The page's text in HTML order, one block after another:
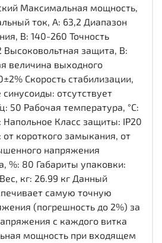
Максимальная мощность,
ток, А: 63,2 Диапазон
В: 140-260 Точность
Высоковольтная защита, В:
величина выходного
Скорость стабилизации,
отсутствует
50 Рабочая температура, °C:
Класс защиты: IP20
короткого замыкания, от
напряжения
%: 80 Габариты упаковки:
кг: 26.99 кг Данный
самую точную
(погрешность до 2%) за
с каждого витка
мощность при входящем